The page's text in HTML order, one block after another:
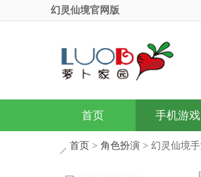
幻灵仙境官网版
首页 手机游戏
首页 > 角色扮演 > 幻灵仙境